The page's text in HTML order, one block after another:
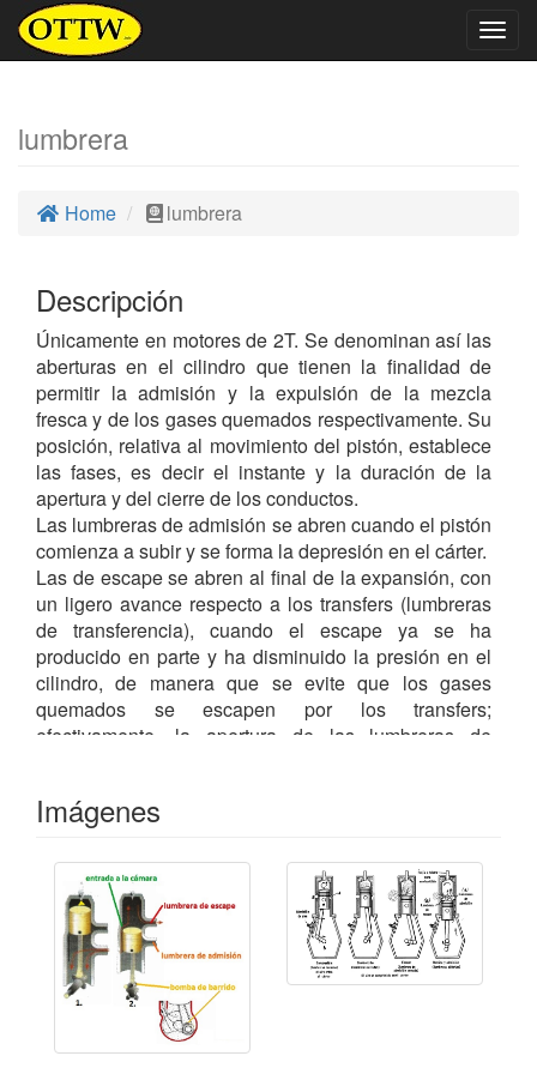
lumbrera
Home lumbrera
Descripción
Únicamente en motores de 2T. Se denominan así las
aberturas en el cilindro que tienen la finalidad de
permitir la admisión y la expulsión de la mezcla
fresca y de los gases quemados respectivamente. Su
posición, relativa al movimiento del pistón, establece
las fases, es decir el instante y la duración de la
apertura y del cierre de los conductos.
Las lumbreras de admisión se abren cuando el pistón
comienza a subir y se forma la depresión en el cárter.
Las de escape se abren al final de la expansión, con
un ligero avance respecto a los transfers (lumbreras
de transferencia), cuando el escape ya se ha
producido en parte y ha disminuido la presión en el
cilindro, de manera que se evite que los gases
quemados se escapen por los transfers;
efectivamente, la apertura de las lumbreras de
Imágenes